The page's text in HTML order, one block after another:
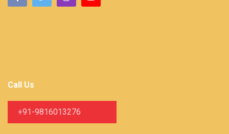
Call Us
+91-9816013276